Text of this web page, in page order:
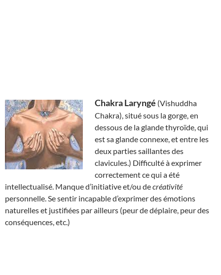
Chakra Laryngé (Vishuddha
Chakra), situé sous la gorge, en
dessous de la glande thyroïde, qui
est sa glande connexe, et entre les
deux parties saillantes des
clavicules.) Difficulté à exprimer
correctement ce qui a été
intellectualisé. Manque d’initiative et/ou decréativité
personnelle. Se sentir incapable d’exprimer des émotions
naturelles et justifiées par ailleurs (peur de déplaire, peur des
conséquences, etc.)